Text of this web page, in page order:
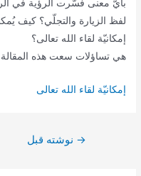
بأيّ معنى فُسّرت الرؤية في
لفظ الزيارة والتجلّي؟ كيف
إمكانيّة لقاء الله تعالى؟
هي تساؤلات سعت هذه المقالة
إمكانيّة لقاء الله تعالى
راهبری→ نوشته قبل